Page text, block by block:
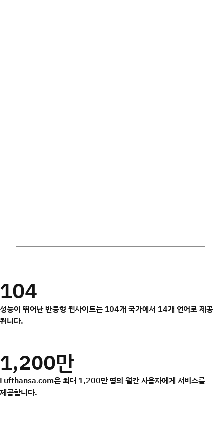
104
성능이 뛰어난 반응형 웹사이트는 104개 국가에서 14개 언어로 제공
됩니다.
1,200만
Lufthansa.com은 최대 1,200만 명의 월간 사용자에게 서비스를
제공합니다.